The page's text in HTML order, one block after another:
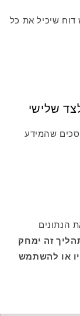
שיכיל את כל
שלישי
שהמידע
הנתונים
זה ימחק
או להשתמש